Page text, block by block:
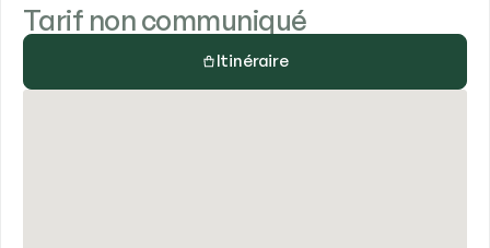
Tarif non communiqué
Itinéraire